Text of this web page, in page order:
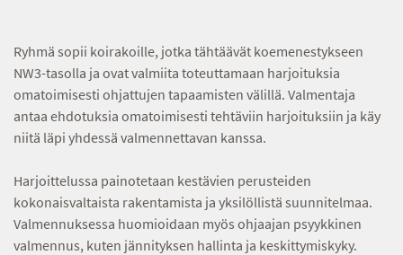
Ryhmä sopii koirakoille, jotka tähtäävät koemenestykseen
NW3-tasolla ja ovat valmiita toteuttamaan harjoituksia
omatoimisesti ohjattujen tapaamisten välillä. Valmentaja
antaa ehdotuksia omatoimisesti tehtäviin harjoituksiin ja käy
niitä läpi yhdessä valmennettavan kanssa.
Harjoittelussa painotetaan kestävien perusteiden
kokonaisvaltaista rakentamista ja yksilöllistä suunnitelmaa.
Valmennuksessa huomioidaan myös ohjaajan psyykkinen
valmennus, kuten jännityksen hallinta ja keskittymiskyky.